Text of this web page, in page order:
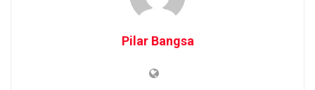
Pilar Bangsa